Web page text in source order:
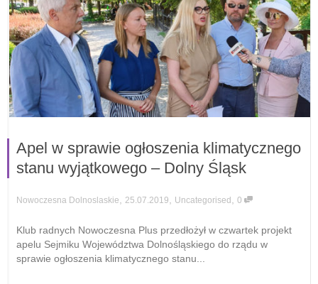
Apel w sprawie ogłoszenia klimatycznego
stanu wyjątkowego – Dolny Śląsk
Nowoczesna Dolnoslaskie 25.07.2019 Uncategorised 0
Klub radnych Nowoczesna Plus przedłożył w czwartek projekt
apelu Sejmiku Województwa Dolnośląskiego do rządu w
sprawie ogłoszenia klimatycznego stanu...